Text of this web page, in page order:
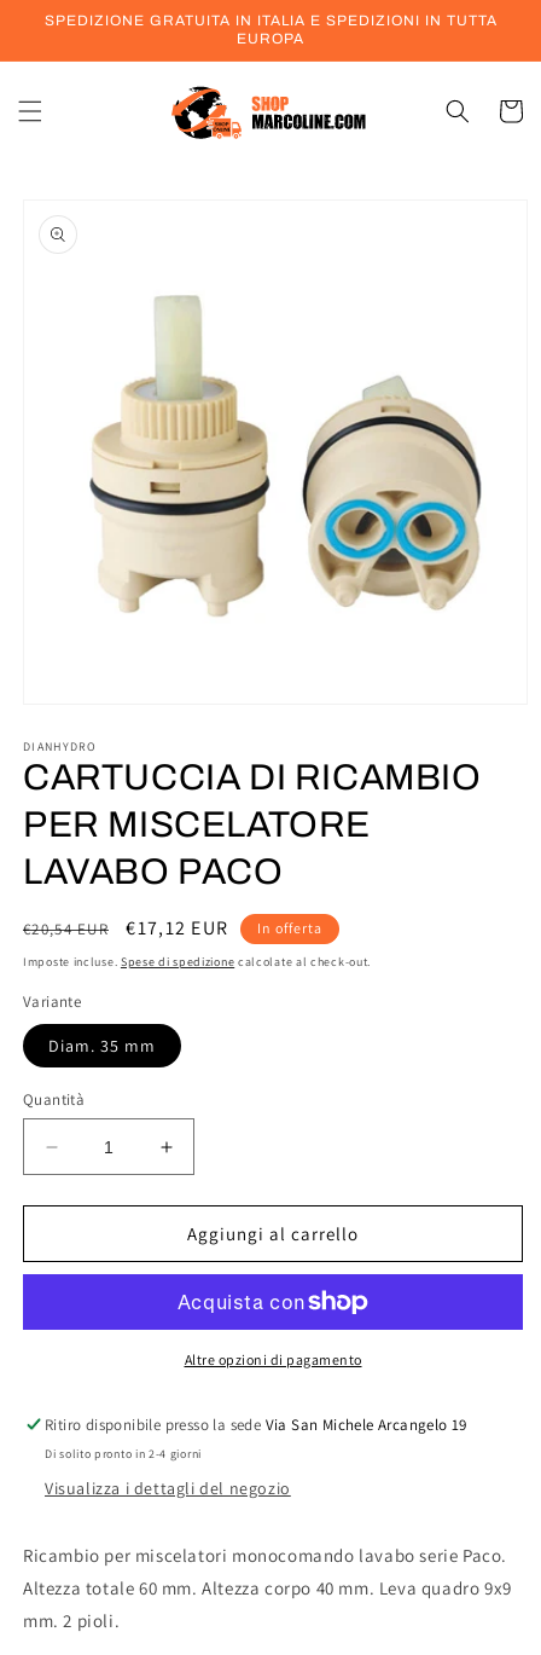
direttamente
SPEDIZIONE GRATUITA IN ITALIA E SPEDIZIONI IN TUTTA
EUROPA
Carrello
informazioni
sul prodotto
multimediali
1
in
modale
DIANHYDRO
CARTUCCIA DI RICAMBIO
PER MISCELATORE
LAVABO PACO
Prezzo
di
€20,54 EUR
Prezzo
scontato
€17,12 EUR In offerta
Imposte incluse. Spese di spedizione calcolate al check-out.
Variante
Diam. 35 mm
Quantità
Diminuisci
quantità
per
DI
MISCELATORE
Aumenta
quantità
per
CARTUCCIA
DI
PER
MISCELATORE
LAVABO
Aggiungi al carrello
Altre opzioni di pagamento
Ritiro disponibile presso la sede Via San Michele Arcangelo 19
Di solito pronto in 2-4 giorni
Visualizza i dettagli del negozio
Ricambio per miscelatori monocomando lavabo serie Paco.
Altezza totale 60 mm. Altezza corpo 40 mm. Leva quadro 9x9
mm. 2 pioli.